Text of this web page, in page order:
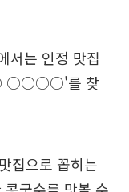
서는 인정 맛집
○○○○'를 찾
집으로 꼽히는